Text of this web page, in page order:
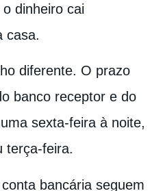
dinheiro cai
casa.
diferente. O prazo
banco receptor e do
sexta-feira à noite,
terça-feira.
bancária seguem